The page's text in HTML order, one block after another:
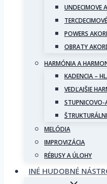
UNDECIMOVE
POWERS
OBRATY
HARMÓNIA A
KADENCIA –
VEDĽAJŠIE
STUPNICOVO-
MELÓDIA
IMPROVIZÁCIA
RÉBUSY A ÚLOHY
INÉ HUDOBNÉ